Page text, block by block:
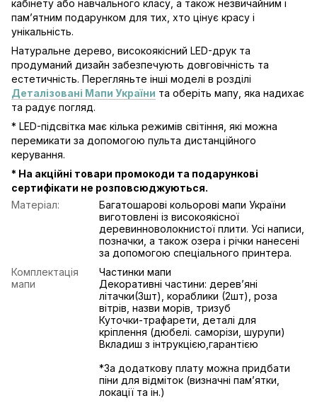
кабінету або навчального класу, а також незвичайним і
пам’ятним подарунком для тих, хто цінує красу і
унікальність.
Натуральне дерево, високоякісний LED-друк та
продуманий дизайн забезпечують довговічність та
естетичність. Перегляньте інші моделі в розділі
Деталізовані Мапи України та оберіть мапу, яка надихає
та радує погляд.
* LED-підсвітка має кілька режимів світіння, які можна
перемикати за допомогою пульта дистанційного
керування.
* На акційні товари промокоди та подарункові
сертифікати не розповсюджуються.
Матеріал:
Багатошарові кольорові мапи України
виготовлені із високоякісної
деревинноволокнистої плити. Усі написи,
позначки, а також озера і річки нанесені
за допомогою спеціального принтера.
Комплектація
мапи
Частинки мапи
Декоративні частини: деревʼяні
літачки(3шт), кораблики (2шт), роза
вітрів, назви морів, тризуб
Куточки-трафарети, деталі для
кріплення (дюбелі. саморізи, шурупи)
Вкладиш з інтрукцією,гарантією
*За додаткову плату можна придбати
піни для відміток (визначні памʼятки,
локації та ін.)